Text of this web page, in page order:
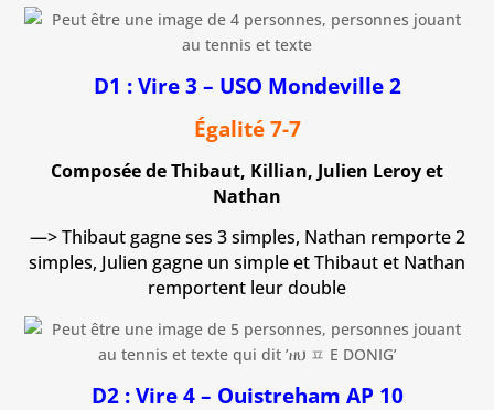
D1 : Vire 3 – USO Mondeville 2
Égalité 7-7
Composée de Thibaut, Killian, Julien Leroy et
Nathan
—> Thibaut gagne ses 3 simples, Nathan remporte 2
simples, Julien gagne un simple et Thibaut et Nathan
remportent leur double
D2 : Vire 4 – Ouistreham AP 10